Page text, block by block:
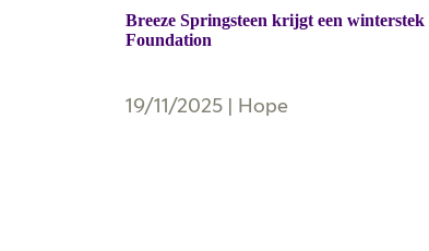
Breeze Springsteen krijgt een
Foundation
19/11/2025 | Hope